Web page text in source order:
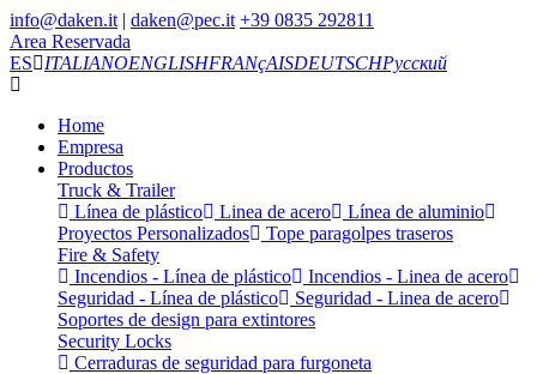
info@daken.it | daken@pec.it +39 0835 292811
Area Reservada
ES
ITALIANOENGLISHFRANçAISDEUTSCHРусский
Home
Empresa
Productos
Truck & Trailer
Línea de plástico
Linea de acero
Línea de aluminio
Proyectos Personalizados
Tope paragolpes traseros
Fire & Safety
Incendios - Línea de plástico
Incendios - Linea de acero
Seguridad - Línea de plástico
Seguridad - Linea de acero
Soportes de design para extintores
Security Locks
Cerraduras de seguridad para furgoneta